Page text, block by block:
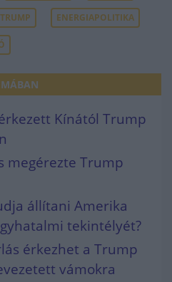
TRUMP ENERGIAPOLITIKA
Kínától Trump
megérezte Trump
állítani Amerika
tekintélyét?
érkezhet a Trump
vámokra